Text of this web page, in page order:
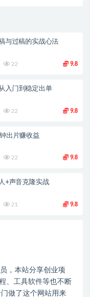
与过稿的实战心法
22 9.8
入门到稳定出单
22 9.8
出片赚收益
22 9.8
+声音克隆实战
21 9.8
，本站分享创业项
、工具软件等也不断
做了这个网站用来